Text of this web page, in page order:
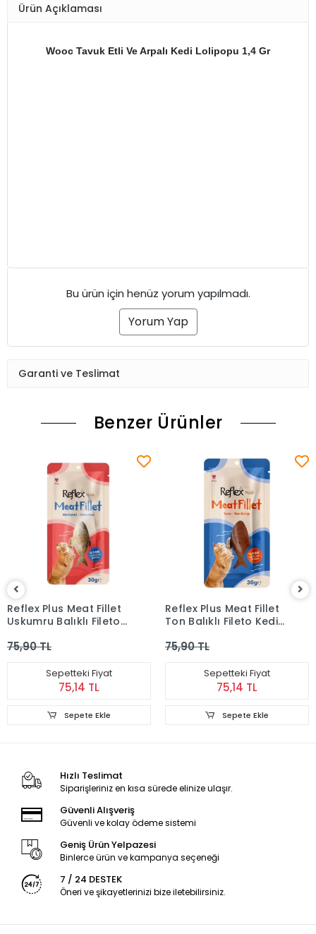
Ürün Açıklaması
Wooc Tavuk Etli Ve Arpalı Kedi Lolipopu 1,4 Gr
Bu ürün için henüz yorum yapılmadı.
Yorum Yap
Garanti ve Teslimat
Benzer Ürünler
Reflex Plus Meat Fillet
Uskumru Balıklı Fileto
75,90 TL
Sepetteki Fiyat
75,14 TL
Sepete Ekle
Reflex Plus Meat Fillet
Ton Balıklı Fileto Kedi
75,90 TL
Sepetteki Fiyat
75,14 TL
Sepete Ekle
Hızlı Teslimat
Siparişleriniz en kısa sürede elinize ulaşır.
Güvenli Alışveriş
Güvenli ve kolay ödeme sistemi
Geniş Ürün Yelpazesi
Binlerce ürün ve kampanya seçeneği
7 / 24 DESTEK
Öneri ve şikayetlerinizi bize iletebilirsiniz.